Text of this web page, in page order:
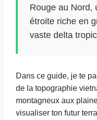
Rouge au Nord,
étroite riche en
vaste delta
Dans ce guide, je te
de la topographie
montagneux aux
visualiser ton futur